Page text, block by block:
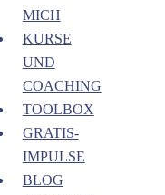
MICH
KURSE
UND
COACHING
TOOLBOX
GRATIS-
IMPULSE
BLOG